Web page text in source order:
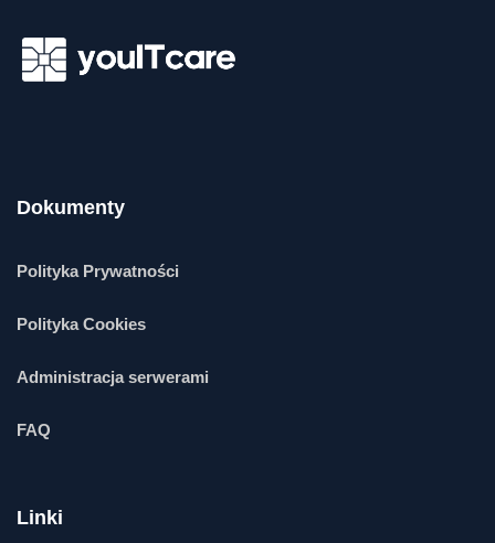
Dokumenty
Polityka Prywatności
Polityka Cookies
Administracja serwerami
FAQ
Linki